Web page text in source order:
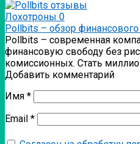
Лохотроны 0
Pollbits – обзор
Pollbits – современная
финансовую свободу без
комиссионных. Стать
Добавить комментарий
Имя *
Email *